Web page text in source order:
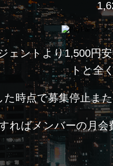
ェントより1,500円
トと全
た時点で募集停止ま
ればメンバーの月